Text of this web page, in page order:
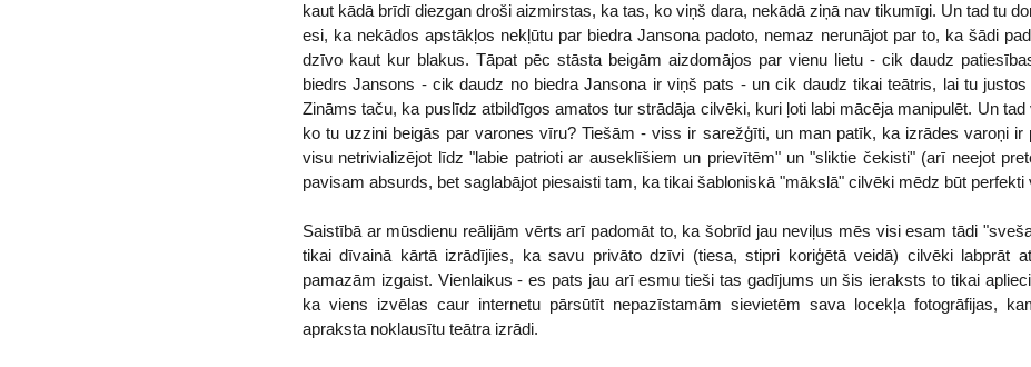
kaut kādā brīdī diezgan droši aizmirstas, ka tas, ko viņš dara, nekādā ziņā nav tikumīgi. Un tad tu
esi, ka nekādos apstākļos nekļūtu par biedra Jansona padoto, nemaz nerunājot par to, ka šādi
dzīvo kaut kur blakus. Tāpat pēc stāsta beigām aizdomājos par vienu lietu - cik daudz
biedrs Jansons - cik daudz no biedra Jansona ir viņš pats - un cik daudz tikai teātris, lai tu
Zināms taču, ka puslīdz atbildīgos amatos tur strādāja cilvēki, kuri ļoti labi mācēja manipulēt. Un
ko tu uzzini beigās par varones vīru? Tiešām - viss ir sarežģīti, un man patīk, ka izrādes varoņi ir
visu netrivializējot līdz "labie patrioti ar auseklīšiem un prievītēm" un "sliktie čekisti" (arī neejot
pavisam absurds, bet saglabājot piesaisti tam, ka tikai šabloniskā "mākslā" cilvēki mēdz būt perfekti
Saistībā ar mūsdienu reālijām vērts arī padomāt to, ka šobrīd jau neviļus mēs visi esam tādi
tikai dīvainā kārtā izrādījies, ka savu privāto dzīvi (tiesa, stipri koriģētā veidā) cilvēki labprāt
pamazām izgaist. Vienlaikus - es pats jau arī esmu tieši tas gadījums un šis ieraksts to tikai
ka viens izvēlas caur internetu pārsūtīt nepazīstamām sievietēm sava locekļa fotogrāfijas,
apraksta noklausītu teātra izrādi.